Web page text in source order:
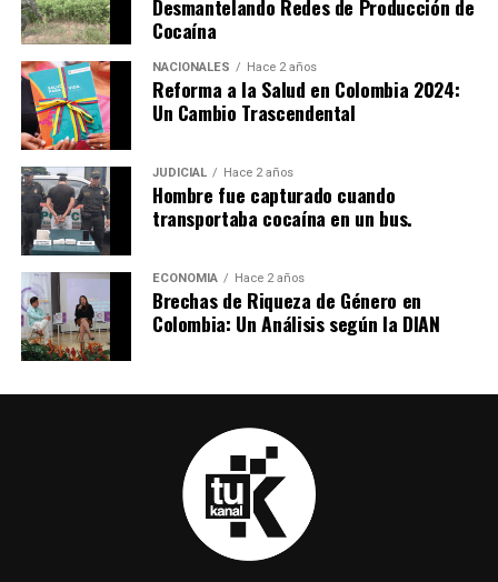
Desmantelando Redes de Producción de
Cocaína
NACIONALES Hace 2 años
Reforma a la Salud en Colombia 2024:
Un Cambio Trascendental
JUDICIAL Hace 2 años
Hombre fue capturado cuando
transportaba cocaína en un bus.
ECONOMIA Hace 2 años
Brechas de Riqueza de Género en
Colombia: Un Análisis según la DIAN